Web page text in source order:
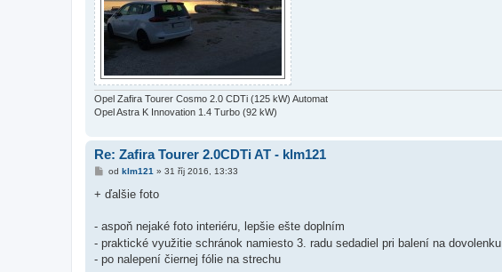
Opel Zafira Tourer Cosmo 2.0 CDTi (125 kW) Automat
Opel Astra K Innovation 1.4 Turbo (92 kW)
Re: Zafira Tourer 2.0CDTi AT - klm121
P
í
ě
e
k
od klm121» 31 říj 2016, 13:33
+ ďalšie foto
- aspoň nejaké foto interiéru, lepšie ešte doplním
- praktické využitie schránok namiesto 3. radu sedadiel pri balení na dovolenku
- po nalepení čiernej fólie na strechu